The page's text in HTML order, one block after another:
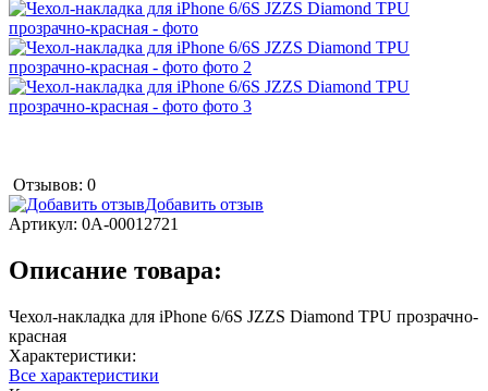
Отзывов: 0
Добавить отзыв
Артикул: 0А-00012721
Описание товара:
Чехол-накладка для iPhone 6/6S JZZS Diamond TPU прозрачно-
красная
Характеристики:
Все характеристики